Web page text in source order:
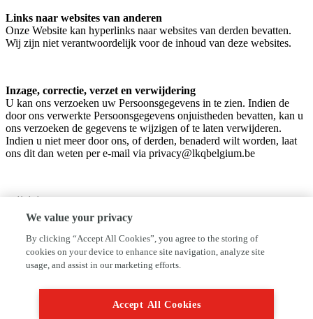
Links naar websites van anderen
Onze Website kan hyperlinks naar websites van derden bevatten.
Wij zijn niet verantwoordelijk voor de inhoud van deze websites.
Inzage, correctie, verzet en verwijdering
U kan ons verzoeken uw Persoonsgegevens in te zien. Indien de
door ons verwerkte Persoonsgegevens onjuistheden bevatten, kan u
ons verzoeken de gegevens te wijzigen of te laten verwijderen.
Indien u niet meer door ons, of derden, benaderd wilt worden, laat
ons dit dan weten per e-mail via privacy@lkqbelgium.be
Wijzigingen
Deze Privacy Policy kan door ons altijd en zonder aankondiging
worden gewijzigd. Zulke gewijzigde voorwaarden zijn van kracht
vanaf het moment dat deze worden weergegeven op de Website. Wij
adviseren u daarom regelmatig deze Privacy Policy na te lezen op
eventuele wijzigingen.
We value your privacy
By clicking “Accept All Cookies”, you agree to the storing of
cookies on your device to enhance site navigation, analyze site
usage, and assist in our marketing efforts.
Accept All Cookies